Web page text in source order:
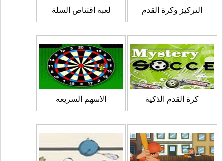
التركيز وكرة القدم لعبة اقتناص السلة
كرة القدم الذكية الاسهم السريعه